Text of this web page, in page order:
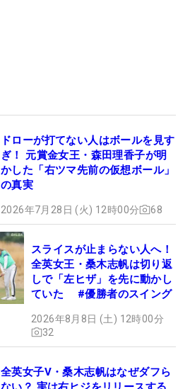
ドローが打てない人はボールを見す
ぎ！ 元賞金女王・森田理香子が明
かした「右ツマ先前の仮想ボール」
の真実
2026年7月28日 (火) 12時00分 68
スライスが止まらない人へ！
全英女王・桑木志帆は切り返
しで「左ヒザ」を先に動かし
ていた #優勝者のスイング
2026年8月8日 (土) 12時00分
32
全英女子V・桑木志帆はなぜダフら